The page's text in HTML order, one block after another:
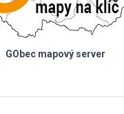
GObec mapový server